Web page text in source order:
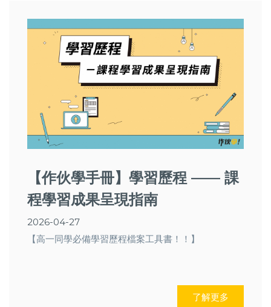
【作伙學手冊】學習歷程 —— 課
程學習成果呈現指南
2026-04-27
【高一同學必備學習歷程檔案工具書！！】
了解更多